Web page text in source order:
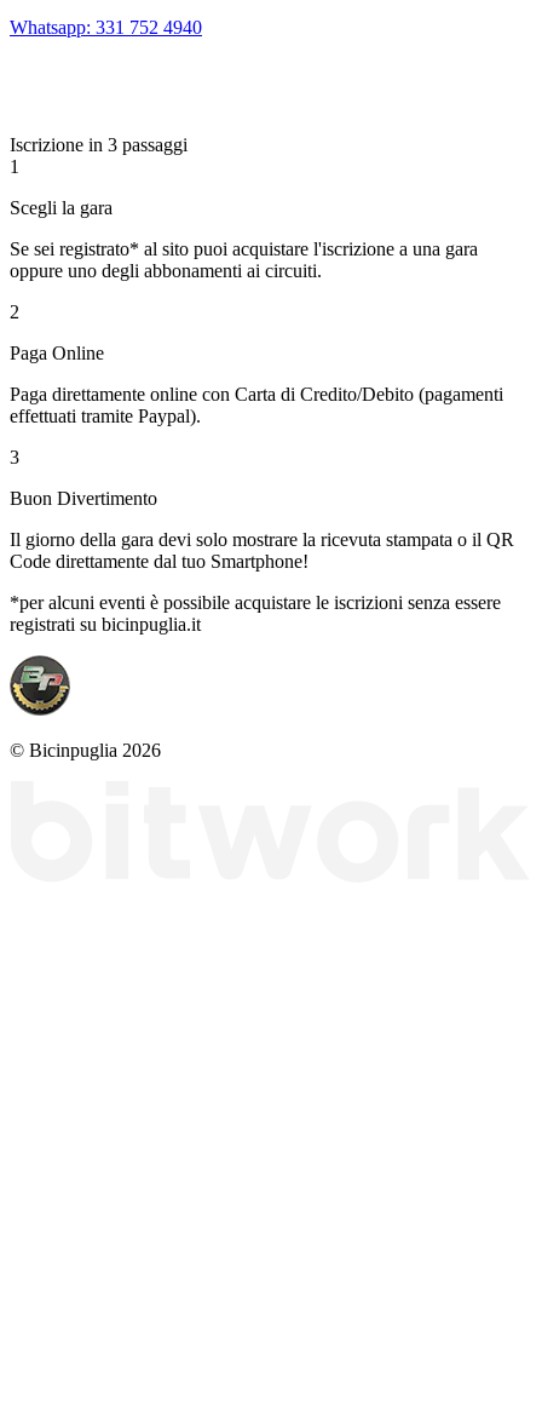
Whatsapp: 331 752 4940
Iscrizione in 3 passaggi
1
Scegli la gara
Se sei registrato* al sito puoi acquistare l'iscrizione a una gara
oppure uno degli abbonamenti ai circuiti.
2
Paga Online
Paga direttamente online con Carta di Credito/Debito (pagamenti
effettuati tramite Paypal).
3
Buon Divertimento
Il giorno della gara devi solo mostrare la ricevuta stampata o il QR
Code direttamente dal tuo Smartphone!
*per alcuni eventi è possibile acquistare le iscrizioni senza essere
registrati su bicinpuglia.it
© Bicinpuglia 2026